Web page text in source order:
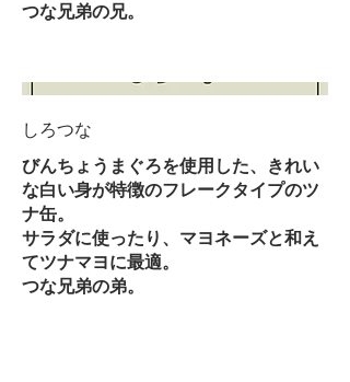
つな兄弟の兄。
しろつな
びんちょうまぐろを使用した、きれい
な白い身が特徴のフレークタイプのツ
ナ缶。
サラダに使ったり、マヨネーズと和え
てツナマヨに最適。
つな兄弟の弟。